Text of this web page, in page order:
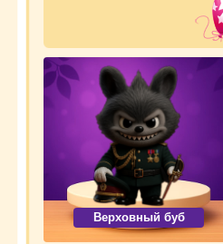
Верховный буб